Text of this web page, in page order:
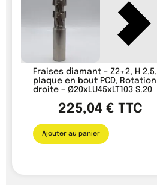
Fraises diamant – Z2+2, H 2.5,
plaque en bout PCD, Rotation
droite – Ø20xLU45xLT103 S.20
225,04€ TTC
Ajouter au panier